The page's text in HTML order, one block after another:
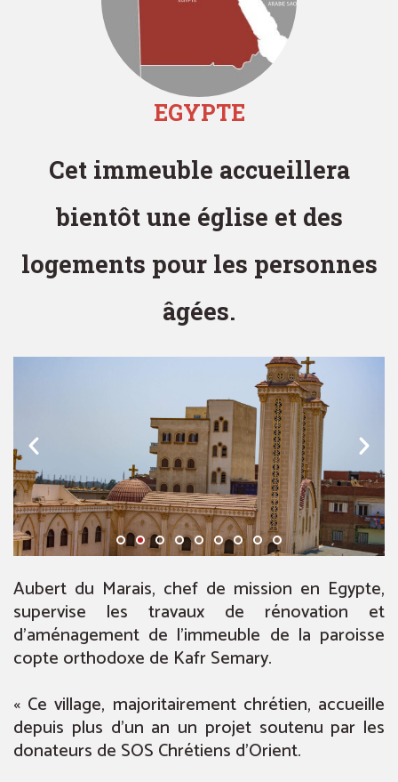
EGYPTE
Cet immeuble accueillera
bientôt une église et des
logements pour les personnes
âgées.
Aubert du Marais, chef de mission en Egypte,
supervise les travaux de rénovation et
d’aménagement de l’immeuble de la paroisse
copte orthodoxe de Kafr Semary.
« Ce village, majoritairement chrétien, accueille
depuis plus d’un an un projet soutenu par les
donateurs de SOS Chrétiens d’Orient.